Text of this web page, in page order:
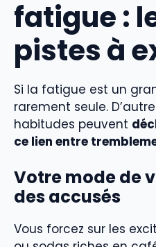
fatigue :
pistes à
Si la fatigue est un
rarement seule.
habitudes peuvent
ce lien entre
Votre mode de
des accusés
Vous forcez sur les